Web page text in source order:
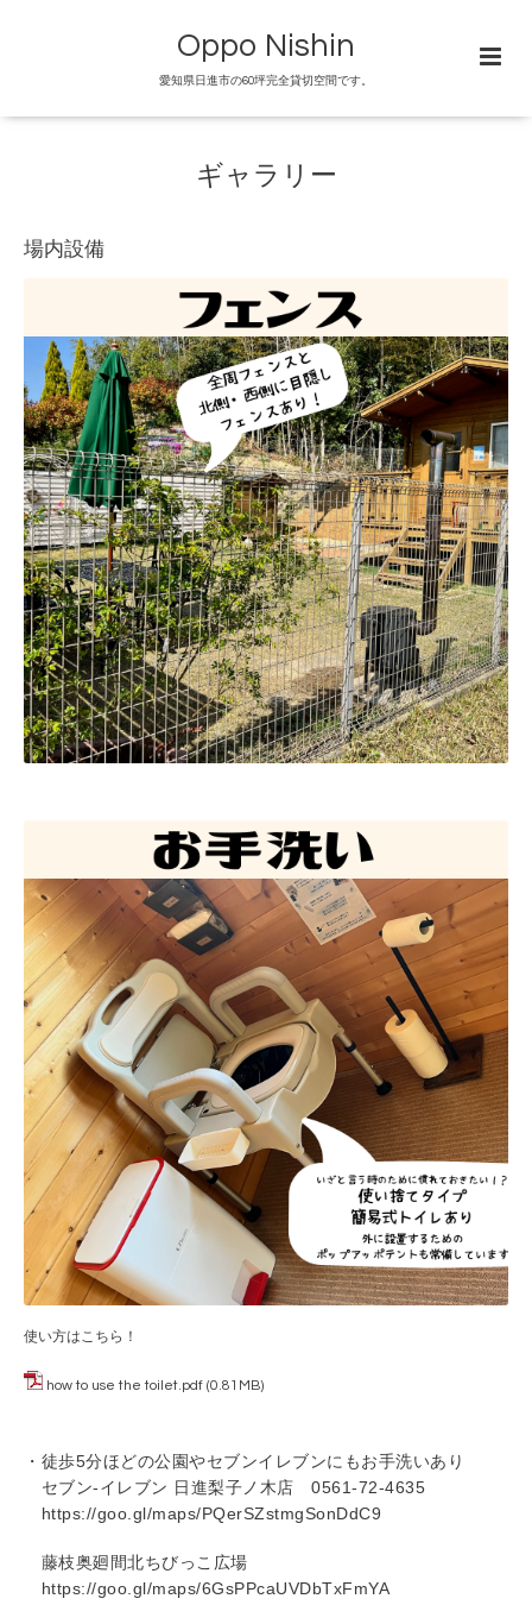
Oppo Nishin
愛知県日進市の60坪完全貸切空間です。
ギャラリー
場内設備
使い方はこちら！
how to use the toilet.pdf (0.81MB)
・徒歩5分ほどの公園やセブンイレブンにもお手洗いあり
セブン-イレブン 日進梨子ノ木店 0561-72-4635
https://goo.gl/maps/PQerSZstmgSonDdC9
藤枝奥廻間北ちびっこ広場
https://goo.gl/maps/6GsPPcaUVDbTxFmYA